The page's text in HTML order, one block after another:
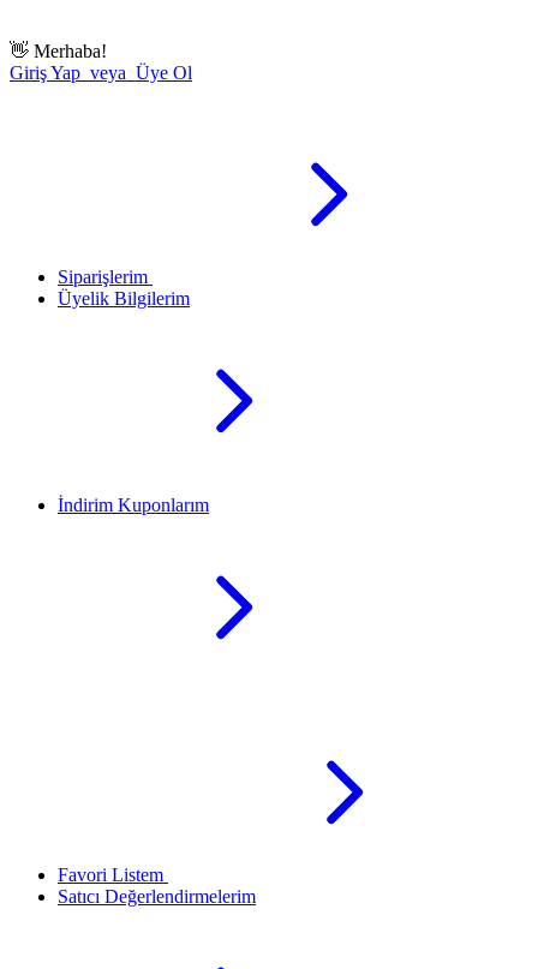
👋 Merhaba!
Giriş Yap veya Üye Ol
Siparişlerim
Üyelik Bilgilerim
İndirim Kuponlarım
Favori Listem
Satıcı Değerlendirmelerim